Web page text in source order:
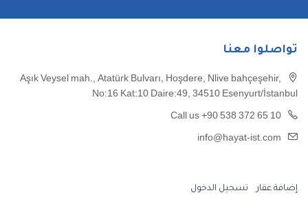
تواصلوا معنا
Aşık Veysel mah., Atatürk Bulvarı, Hoşdere, Nlive bahçeşehir,
No:16 Kat:10 Daire:49, 34510 Esenyurt/İstanbul
Call us +90 538 372 65 10
info@hayat-ist.com
إضافة عقار تسجيل الدخول